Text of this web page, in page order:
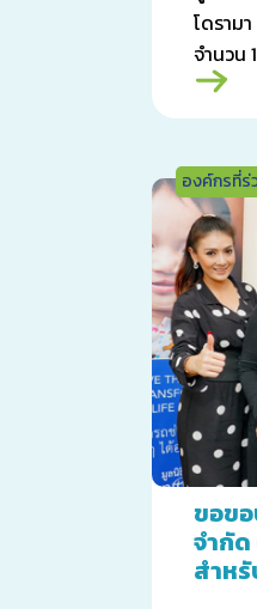
โดราม
จำนวน
มูลนิธิส
องค์กรที่
ขอข
จำกั
สำห
บาท